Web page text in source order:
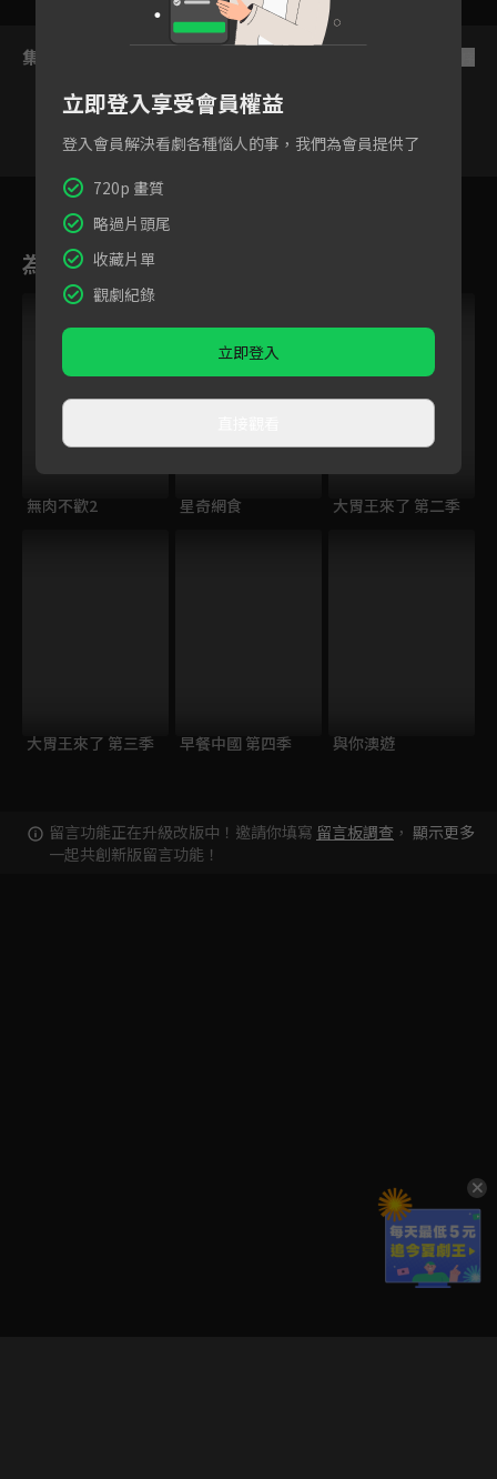
集數列表
620 621
為您推薦
無肉不歡2 星奇網食 大胃王來了 第二季
大胃王來了 第三季 早餐中國 第四季 與你澳遊
留言功能正在升級改版中！邀請你填寫 留言板調查 ，
一起共創新版留言功能！
顯示更多
立即登入享受會員權益
登入會員解決看劇各種惱人的事，我們為會員提供了
720p 畫質
略過片頭尾
收藏片單
觀劇紀錄
立即登入